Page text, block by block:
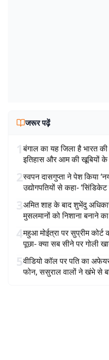
जरूर पढ़ें
1बंगाल का यह जिला है भारत की
इतिहास और आम की खूबियों के
2स्वपन दासगुप्ता ने पेश किया
उद्योगपतियों से कहा-
3अमित शाह के बाद शुभेंदु
मुसलमानों को निशाना बनाने
4महुआ मोईत्रा पर सुप्रीम
पूछा- क्या सब सीने पर गोली
5वीडियो कॉल पर पति का
फोन, ससुराल वालों ने खंभे से